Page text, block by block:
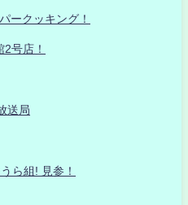
ークッキング！
号店！
送局
ら組! 見参！